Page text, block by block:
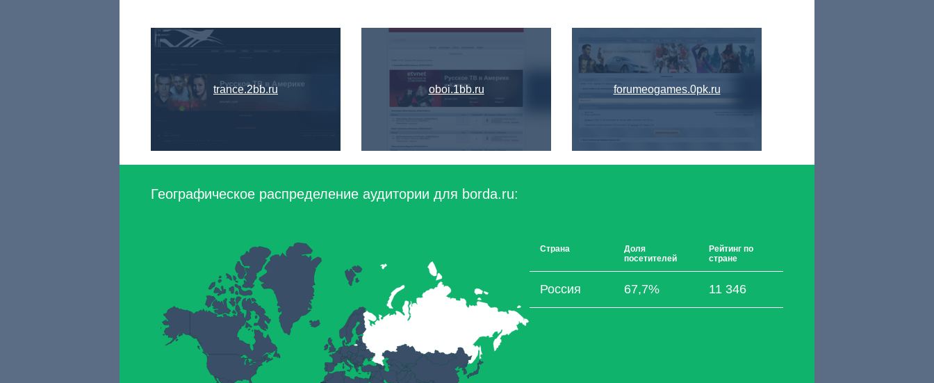
trance.2bb.ru oboi.1bb.ru forumeogames.0pk.ru
Географическое распределение аудитории для borda.ru:
Страна
Доля
посетителей
Рейтинг по
стране
Россия 67,7% 11 346